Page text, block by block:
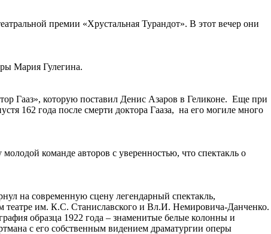
премии «Хрустальная Турандот». В этот вечер они
Мария Гулегина.
Гааз», которую поставил Денис Азаров в Геликоне. Еще при
162 года после смерти доктора Гааза, на его могиле много
команде авторов с уверенностью, что спектакль о
на современную сцену легендарный спектакль,
им. К.С. Станиславского и Вл.И. Немировича­-Данченко.
образца 1922 года – знаменитые белые колонны и
с его собственным видением драматургии оперы